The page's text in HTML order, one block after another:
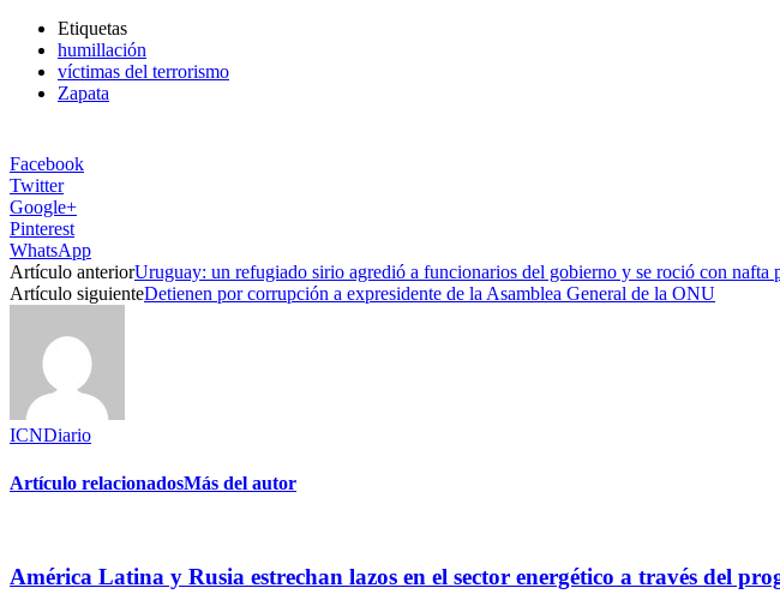
Etiquetas
humillación
víctimas del terrorismo
Zapata
Facebook
Twitter
Google+
Pinterest
WhatsApp
Artículo anteriorUruguay: un refugiado sirio agredió a funcionarios del gobierno y se roció con nafta
Artículo siguienteDetienen por corrupción a expresidente de la Asamblea General de la ONU
ICNDiario
Artículo relacionadosMás del autor
América Latina y Rusia estrechan lazos en el sector energético a través del